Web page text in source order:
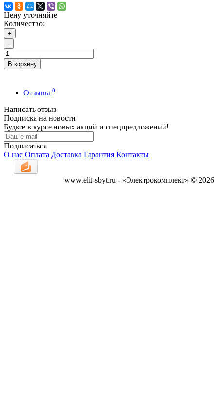
Цену уточняйте
Количество:
+
-
В корзину
Отзывы 0
Написать отзыв
Подписка на новости
Будьте в курсе новых акций и спецпредложений!
Подписаться
О нас Оплата Доставка Гарантия Контакты
www.elit-sbyt.ru - «Электрокомплект» © 2026